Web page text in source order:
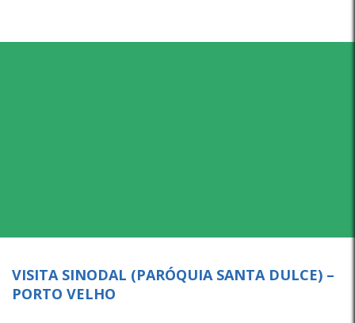
VISITA SINODAL (PARÓQUIA SANTA DULCE) –
PORTO VELHO